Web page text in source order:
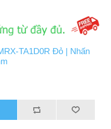
TA1D0R Đỏ | Nhấn